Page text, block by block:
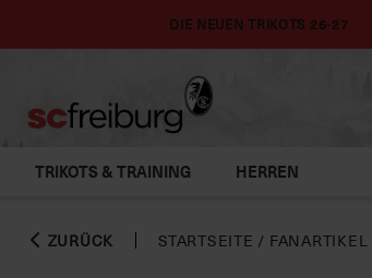
DIE NEUEN TRIKOTS 26-27
TRIKOTS & TRAINING HERREN
ZURÜCK STARTSEITE / FANARTIKEL